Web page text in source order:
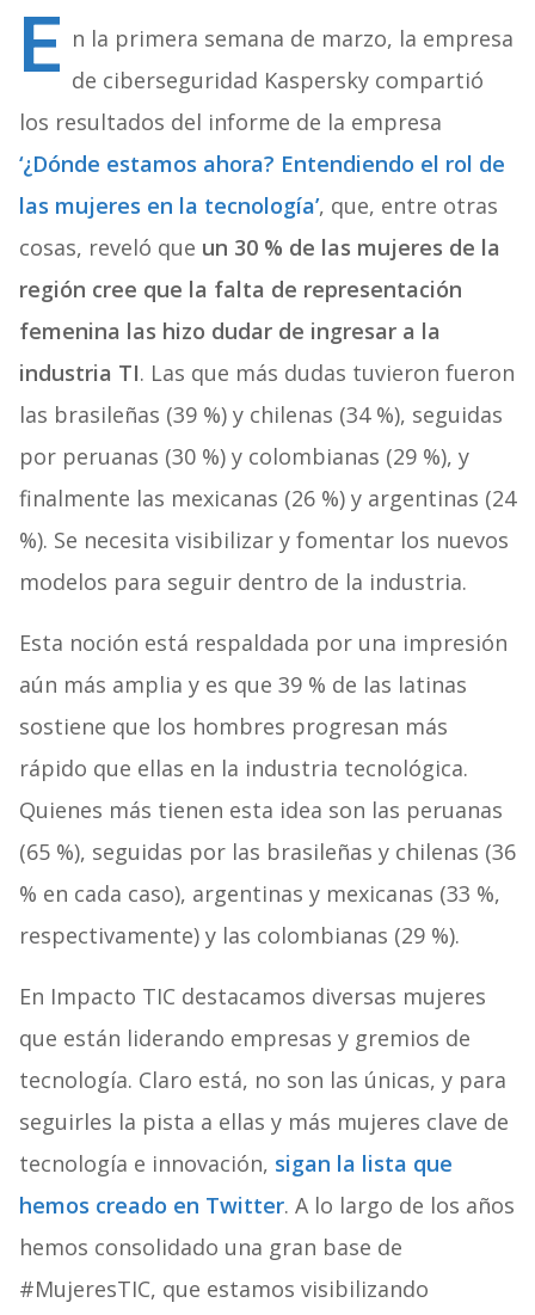
E n la primera semana de marzo, la empresa
de ciberseguridad Kaspersky compartió
los resultados del informe de la empresa
‘¿Dónde estamos ahora? Entendiendo el rol de
las mujeres en la tecnología’, que, entre otras
cosas, reveló que un 30 % de las mujeres de la
región cree que la falta de representación
femenina las hizo dudar de ingresar a la
industria TI. Las que más dudas tuvieron fueron
las brasileñas (39 %) y chilenas (34 %), seguidas
por peruanas (30 %) y colombianas (29 %), y
finalmente las mexicanas (26 %) y argentinas (24
%). Se necesita visibilizar y fomentar los nuevos
modelos para seguir dentro de la industria.
Esta noción está respaldada por una impresión
aún más amplia y es que 39 % de las latinas
sostiene que los hombres progresan más
rápido que ellas en la industria tecnológica.
Quienes más tienen esta idea son las peruanas
(65 %), seguidas por las brasileñas y chilenas (36
% en cada caso), argentinas y mexicanas (33 %,
respectivamente) y las colombianas (29 %).
En Impacto TIC destacamos diversas mujeres
que están liderando empresas y gremios de
tecnología. Claro está, no son las únicas, y para
seguirles la pista a ellas y más mujeres clave de
tecnología e innovación, sigan la lista que
hemos creado en Twitter. A lo largo de los años
hemos consolidado una gran base de
#MujeresTIC, que estamos visibilizando